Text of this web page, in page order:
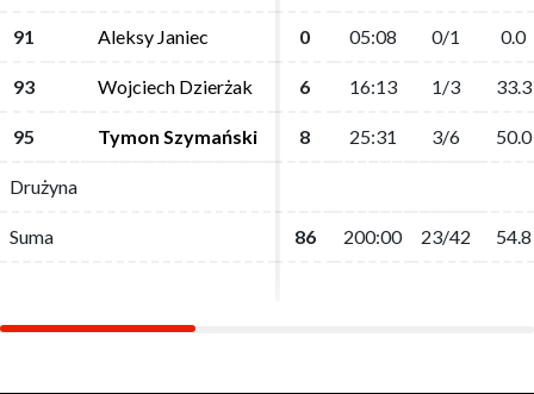
91 Aleksy Janiec 0 05:08 0/1 0.0
93 Wojciech Dzierżak 6 16:13 1/3 33.3
95 Tymon Szymański 8 25:31 3/6 50.0
Drużyna
Suma 86 200:00 23/42 54.8
91 Aleksy Janiec 0 05:08 0/1 0.0
93 Wojciech Dzierżak 6 16:13 1/3 33.3
95 Tymon Szymański 8 25:31 3/6 50.0
Drużyna
Suma 86 200:00 23/42 54.8